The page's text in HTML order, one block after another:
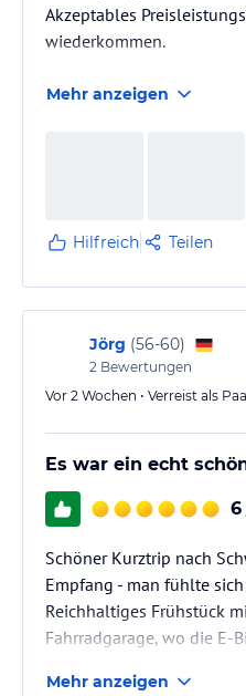
Akzeptables
wiederkommen.
Mehr anzeigen
Hilfreich Teilen
Jörg (56-60)
2 Bewertungen
Vor 2 Wochen • Verreist als
Es war ein echt
6
Schöner Kurztrip nach
Empfang - man fühlte
Reichhaltiges Frühstück
Fahrradgarage, wo die E-
Mehr anzeigen